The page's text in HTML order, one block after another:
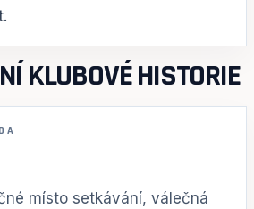
KLUBOVÉ HISTORIE
místo setkávání, válečná